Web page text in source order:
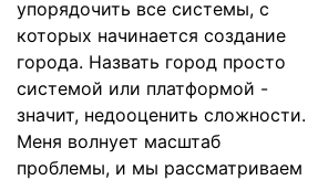
упорядочить все системы, с
которых начинается создание
города. Назвать город просто
системой или платформой -
значит, недооценить сложности.
Меня волнует масштаб
проблемы, и мы рассматриваем